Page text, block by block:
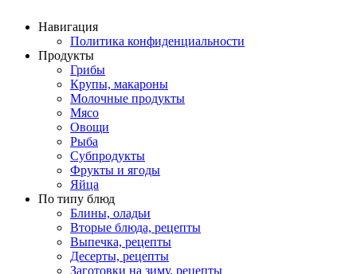
Навигация
Политика конфиденциальности
Продукты
Грибы
Крупы, макароны
Молочные продукты
Мясо
Овощи
Рыба
Субпродукты
Фрукты и ягоды
Яйца
По типу блюд
Блины, оладьи
Вторые блюда, рецепты
Выпечка, рецепты
Десерты, рецепты
Заготовки на зиму, рецепты